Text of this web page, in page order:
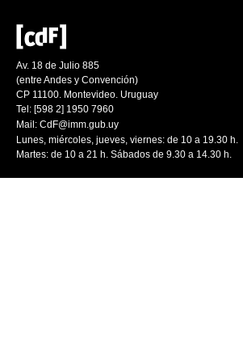
Av. 18 de Julio 885
(entre Andes y Convención)
CP 11100. Montevideo. Uruguay
Tel: [598 2] 1950 7960
Mail: CdF@imm.gub.uy
Lunes, miércoles, jueves, viernes: de 10 a 19.30 h.
Martes: de 10 a 21 h. Sábados de 9.30 a 14.30 h.